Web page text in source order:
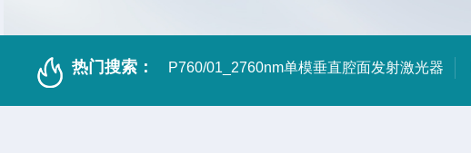
热门搜索： P760/01_2760nm单模垂直腔面发射激光器